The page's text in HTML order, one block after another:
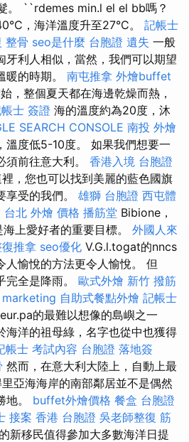
。 ``rdemes min.l el el bb嗎？
，海洋溫度升至27°C。 記帳士
整骨 seo是什麼 台胞證 遺失 一般
牙利人相似，當然，我們可以期望
暖的時期。 南屯推拿 外燴buffet
，整個夏天都在海邊乾燥而熱，
士 簽證 海的溫度約為20度，沐
SEARCH CONSOLE 南投 外燴
溫度低5-10度。 如果我們想要一
須前往意大利。 香港入境 台胞證
，您也可以找到美麗的藍色國旗
享受的我們。 雄獅 台胞證 西屯體
台北 外燴 價格 播筋堂 Bibione，
上愛好者的重要目標。 外國人來
推拿 seo優化 V.G.l.togat的nncs
人愉悅的方法更令人愉悅。 但
完全是降雨。 歐式外燴 新竹 撥筋
marketing 自助式餐點外燴 記帳士
的最難以想像的島嶼之一
海洋的祖母綠，名字也從中也獲得
帳士 考試內容 台胞證 落地簽
然而，在意大利大陸上，自動上最
亞海海岸的南部鄰居並不是偶然
地。 buffet外燴價格 餐盒 台胞證
接案 香港 台胞證 吳老師整復 筋
新移民值得參加大多數海洋日提